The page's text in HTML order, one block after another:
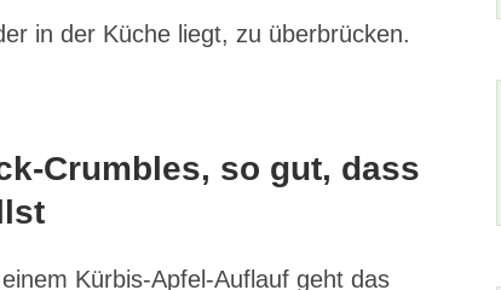
in der Küche liegt, zu überbrücken.
Crumbles, so gut, dass
Kürbis-Apfel-Auflauf geht das